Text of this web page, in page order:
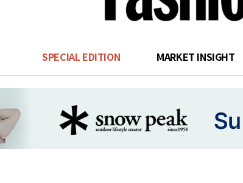
SPECIAL EDITION MARKET INSIGHT